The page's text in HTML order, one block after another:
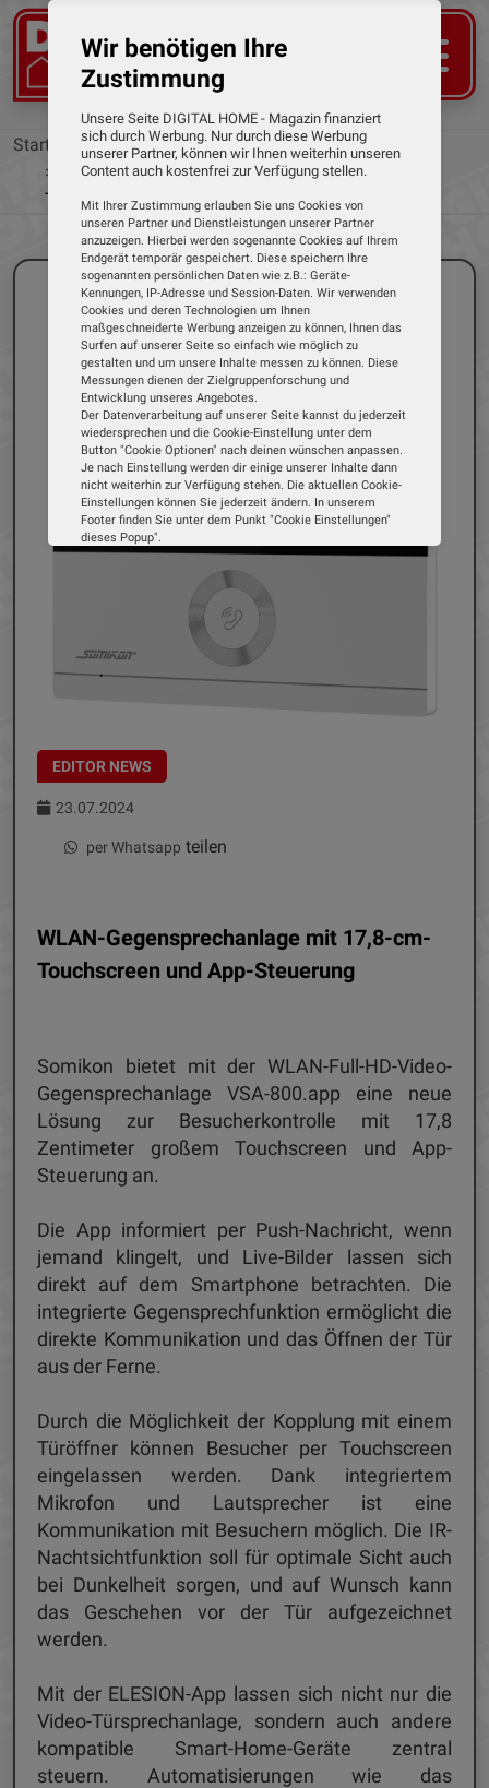
Startseite
News
WLAN-Gegensprechanlage mit 17,8-cm-
Touchscreen und App-Steuerung
EDITOR NEWS
23.07.2024
per Whatsapp teilen
WLAN-Gegensprechanlage mit 17,8-cm-
Touchscreen und App-Steuerung
Somikon bietet mit der WLAN-Full-HD-Video-
Gegensprechanlage VSA-800.app eine neue
Lösung zur Besucherkontrolle mit 17,8
Zentimeter großem Touchscreen und App-
Steuerung an.
Die App informiert per Push-Nachricht, wenn
jemand klingelt, und Live-Bilder lassen sich
direkt auf dem Smartphone betrachten. Die
integrierte Gegensprechfunktion ermöglicht die
direkte Kommunikation und das Öffnen der Tür
aus der Ferne.
Durch die Möglichkeit der Kopplung mit einem
Türöffner können Besucher per Touchscreen
eingelassen werden. Dank integriertem
Mikrofon und Lautsprecher ist eine
Kommunikation mit Besuchern möglich. Die IR-
Nachtsichtfunktion soll für optimale Sicht auch
bei Dunkelheit sorgen, und auf Wunsch kann
das Geschehen vor der Tür aufgezeichnet
werden.
Mit der ELESION-App lassen sich nicht nur die
Video-Türsprechanlage, sondern auch andere
kompatible Smart-Home-Geräte zentral
steuern. Automatisierungen wie das
Wir benötigen Ihre
Zustimmung
Unsere Seite DIGITAL HOME - Magazin finanziert
sich durch Werbung. Nur durch diese Werbung
unserer Partner, können wir Ihnen weiterhin unseren
Content auch kostenfrei zur Verfügung stellen.
Mit Ihrer Zustimmung erlauben Sie uns Cookies von
unseren Partner und Dienstleistungen unserer Partner
anzuzeigen. Hierbei werden sogenannte Cookies auf Ihrem
Endgerät temporär gespeichert. Diese speichern Ihre
sogenannten persönlichen Daten wie z.B.: Geräte-
Kennungen, IP-Adresse und Session-Daten. Wir verwenden
Cookies und deren Technologien um Ihnen
maßgeschneiderte Werbung anzeigen zu können, Ihnen das
Surfen auf unserer Seite so einfach wie möglich zu
gestalten und um unsere Inhalte messen zu können. Diese
Messungen dienen der Zielgruppenforschung und
Entwicklung unseres Angebotes.
Der Datenverarbeitung auf unserer Seite kannst du jederzeit
wiedersprechen und die Cookie-Einstellung unter dem
Button "Cookie Optionen" nach deinen wünschen anpassen.
Je nach Einstellung werden dir einige unserer Inhalte dann
nicht weiterhin zur Verfügung stehen. Die aktuellen Cookie-
Einstellungen können Sie jederzeit ändern. In unserem
Footer finden Sie unter dem Punkt "Cookie Einstellungen"
dieses Popup".
Wir verwenden Cookies, um Ihnen die bestmögliche
Erfahrung auf unserer Website zu bieten. Erfahren Sie mehr
darüber, wie wir Cookies verwenden und wie Sie Ihre
Einstellungen ändern können.
Alle Cookies akzeptieren
Cookie Optionen
Impressum